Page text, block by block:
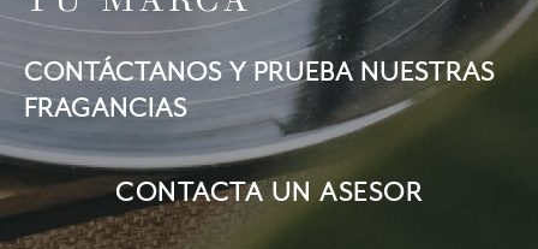
CONTÁCTANOS Y PRUEBA NUESTRAS
FRAGANCIAS
CONTACTA UN ASESOR